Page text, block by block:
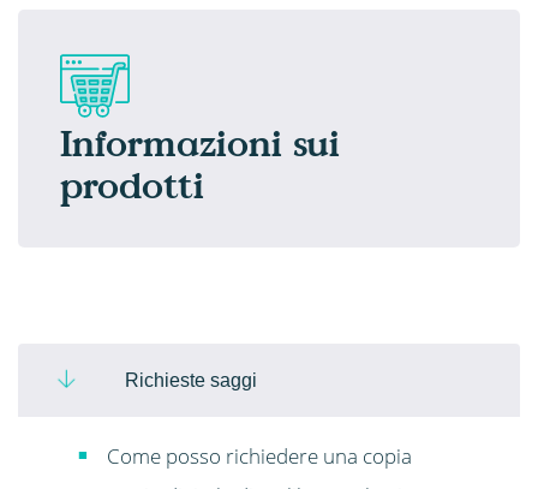
Informazioni sui
prodotti
Richieste saggi
Come posso richiedere una copia